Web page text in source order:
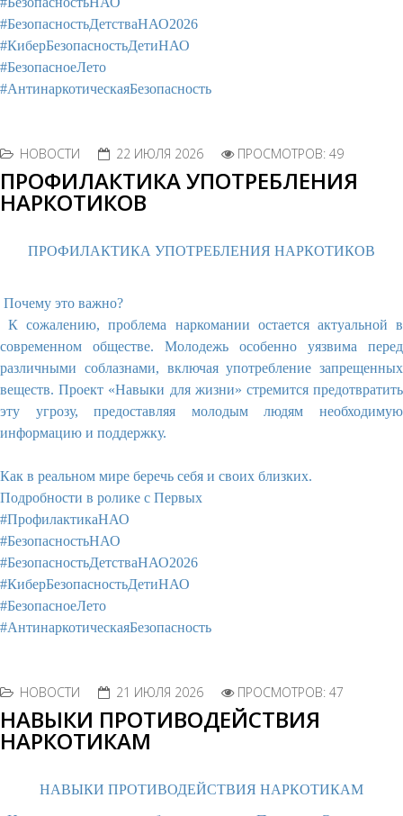
#БезопасностьДетстваНАО2026
#КиберБезопасностьДетиНАО
#БезопасноеЛето
#АнтинаркотическаяБезопасность
НОВОСТИ 22 ИЮЛЯ 2026 ПРОСМОТРОВ: 49
ПРОФИЛАКТИКА УПОТРЕБЛЕНИЯ
НАРКОТИКОВ
ПРОФИЛАКТИКА УПОТРЕБЛЕНИЯ НАРКОТИКОВ
Почему это важно?
К сожалению, проблема наркомании остается актуальной в
современном обществе. Молодежь особенно уязвима перед
различными соблазнами, включая употребление запрещенных
веществ. Проект «Навыки для жизни» стремится предотвратить
эту угрозу, предоставляя молодым людям необходимую
информацию и поддержку.
Как в реальном мире беречь себя и своих близких.
Подробности в ролике с Первых
#ПрофилактикаНАО
#БезопасностьНАО
#БезопасностьДетстваНАО2026
#КиберБезопасностьДетиНАО
#БезопасноеЛето
#АнтинаркотическаяБезопасность
НОВОСТИ 21 ИЮЛЯ 2026 ПРОСМОТРОВ: 47
НАВЫКИ ПРОТИВОДЕЙСТВИЯ
НАРКОТИКАМ
НАВЫКИ ПРОТИВОДЕЙСТВИЯ НАРКОТИКАМ